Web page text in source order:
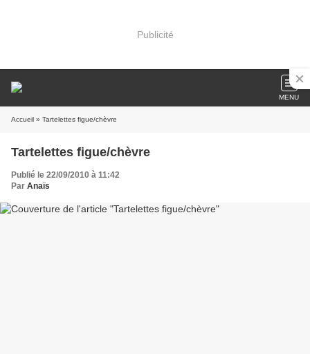
Publicité
MENU
Accueil » Tartelettes figue/chèvre
Tartelettes figue/chèvre
Publié le 22/09/2010 à 11:42
Par Anaïs